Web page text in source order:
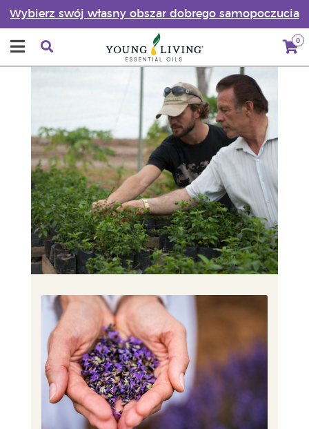
Wybierz swój własny obszar dobrego samopoczucia
0